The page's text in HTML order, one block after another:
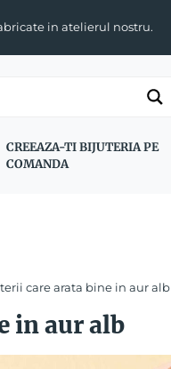
in atelierul nostru.
CREEAZA-TI BIJUTERIA PE
COMANDA
care arata bine in aur alb
in aur alb